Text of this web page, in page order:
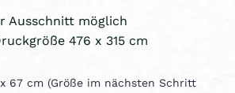
Ausschnitt möglich
476 x 315 cm
67 cm (Größe im nächsten Schritt